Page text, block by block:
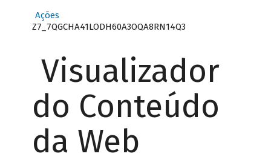
Ações
Z7_7QGCHA41LODH60A3OQA8RN14Q3
Visualizador
do Conteúdo
da Web